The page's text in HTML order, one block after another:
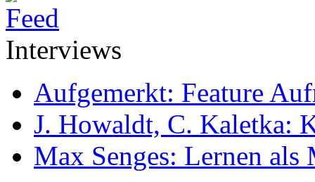
Interviews
Aufgemerkt: Feature
J. Howaldt, C. Kaletka:
Max Senges: Lernen als